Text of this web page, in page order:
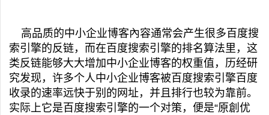
高品质的中小企业博客內容通常会产生很多百度搜
索引擎的反链，而在百度搜索引擎的排名算法里，这
类反链能够大大增加中小企业博客的权重值，历经研
究发现，许多个人中小企业博客被百度搜索引擎百度
收录的速率远快于别的网址，并且排行也较为靠前。
实际上它是百度搜索引擎的一个对策，便是“原創优